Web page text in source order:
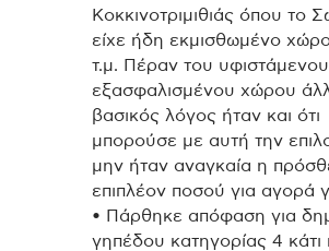
Κοκκινοτριμιθιάς όπου το
είχε ήδη εκμισθωμένο
τ.μ. Πέραν του υφιστάμενου
εξασφαλισμένου χώρου
βασικός λόγος ήταν και ότι
μπορούσε με αυτή την
μην ήταν αναγκαία η
επιπλέον ποσού για αγορά
• Πάρθηκε απόφαση για
γηπέδου κατηγορίας 4 κάτι